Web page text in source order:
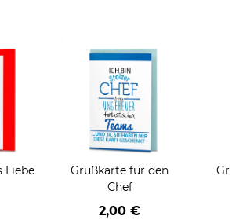
Liebe
Grußkarte für den
Chef
2,00 €